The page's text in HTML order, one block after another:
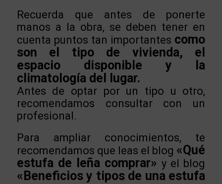
Recuerda que antes de ponerte
manos a la obra, se deben tener en
cuenta puntos tan importantes como
son el tipo de vivienda, el
espacio disponible y la
climatología del lugar.
Antes de optar por un tipo u otro,
recomendamos consultar con un
profesional.
Para ampliar conocimientos, te
recomendamos que leas el blog «Qué
estufa de leña comprar» y el blog
«Beneficios y tipos de una estufa